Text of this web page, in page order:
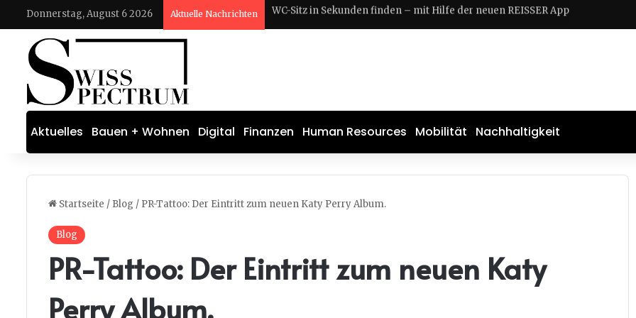
Donnerstag, August 6 2026 Aktuelle Nachrichten MINI debütiert 2026 bei der Rebelle Rally mit neuer Offroad-Modellvariante.
Aktuelles Bauen + Wohnen Digital Finanzen Human Resources Mobilität Nachhaltigkeit
Startseite / Blog / PR-Tattoo: Der Eintritt zum neuen Katy Perry Album.
Blog
PR-Tattoo: Der Eintritt zum neuen Katy
Perry Album.